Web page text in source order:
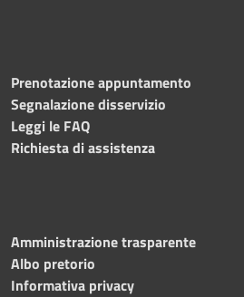
Prenotazione appuntamento
Segnalazione disservizio
Leggi le FAQ
Richiesta di assistenza
Amministrazione trasparente
Albo pretorio
Informativa privacy